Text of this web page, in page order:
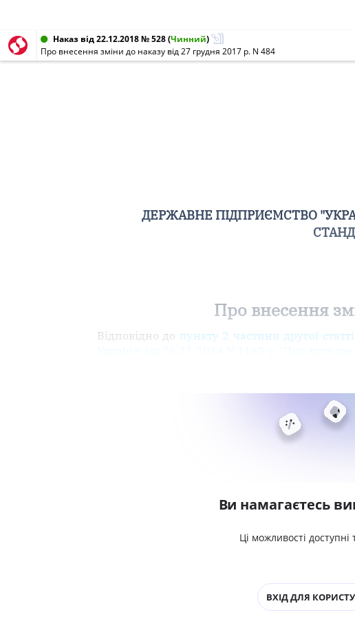
Наказ від 22.12.2018 № 528(Чинний)
Про внесення зміни до наказу від 27 грудня 2017 р. N 484
ДЕРЖАВНЕ ПІДПРИЄМСТВО
Про внесення
Відповідно до пункту 2 частини другої
Ви намагаєтесь
Ці можливості
ВХІД ДЛЯ